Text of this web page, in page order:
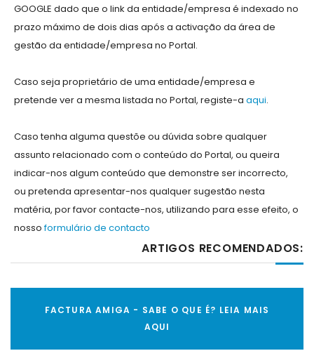
GOOGLE dado que o link da entidade/empresa é indexado no
prazo máximo de dois dias após a activação da área de
gestão da entidade/empresa no Portal.
Caso seja proprietário de uma entidade/empresa e
pretende ver a mesma listada no Portal, registe-a aqui.
Caso tenha alguma questõe ou dúvida sobre qualquer
assunto relacionado com o conteúdo do Portal, ou queira
indicar-nos algum conteúdo que demonstre ser incorrecto,
ou pretenda apresentar-nos qualquer sugestão nesta
matéria, por favor contacte-nos, utilizando para esse efeito, o
nossoformulário de contacto
ARTIGOS RECOMENDADOS:
FACTURA AMIGA - SABE O QUE É? LEIA MAIS
AQUI